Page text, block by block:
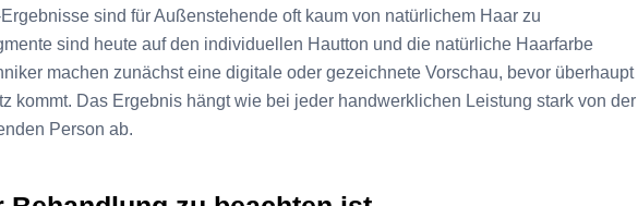
sind für Außenstehende oft kaum von natürlichem Haar zu
sind heute auf den individuellen Hautton und die natürliche Haarfarbe
machen zunächst eine digitale oder gezeichnete Vorschau, bevor überhaupt
kommt. Das Ergebnis hängt wie bei jeder handwerklichen Leistung stark von der
Person ab.